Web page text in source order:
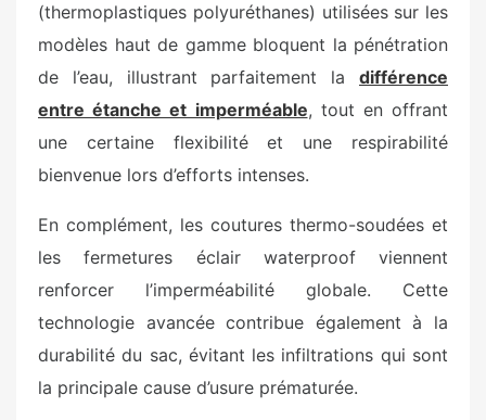
(thermoplastiques polyuréthanes) utilisées sur les
modèles haut de gamme bloquent la pénétration
de l’eau, illustrant parfaitement la différence
entre étanche et imperméable, tout en offrant
une certaine flexibilité et une respirabilité
bienvenue lors d’efforts intenses.
En complément, les coutures thermo-soudées et
les fermetures éclair waterproof viennent
renforcer l’imperméabilité globale. Cette
technologie avancée contribue également à la
durabilité du sac, évitant les infiltrations qui sont
la principale cause d’usure prématurée.